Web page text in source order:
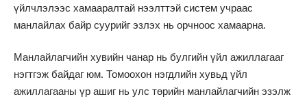
үйлчлэлээс хамааралтай нээлттэй систем учраас
манлайлах байр суурийг эзлэх нь орчноос хамаарна.
Манлайлагчийн хувийн чанар нь булгийн үйл ажиллагааг
нэгтгэж байдаг юм. Томоохон нэгдлийн хувьд үйл
ажиллагааны үр ашиг нь улс төрийн манлайлагчийн эзэлж